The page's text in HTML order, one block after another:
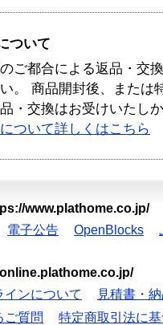
ついて
ご都合による返品・交
。 商品開封後、または
・交換はお受けいたし
ついて詳しくはこちら
www.plathome.co.jp/
電子公告 OpenBlocks
インについて
見積書・
ご質問
特定商取引法に